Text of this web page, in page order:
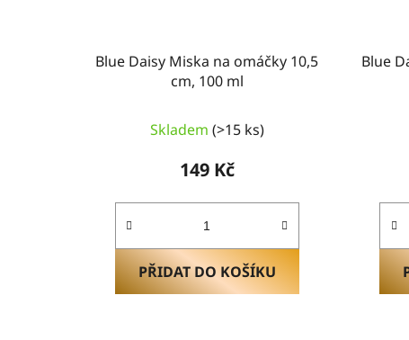
Blue Daisy Miska na omáčky 10,5
cm, 100 ml
Skladem (>15 ks)
149 Kč
PŘIDAT DO KOŠÍKU
Blue